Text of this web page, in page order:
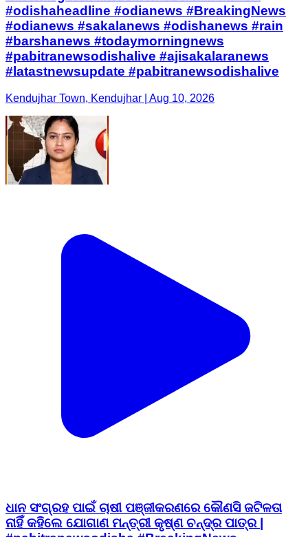
#odishaheadline #odianews #BreakingNews
#odianews #sakalanews #odishanews #rain
#barshanews #todaymorningnews
#pabitranewsodishalive #ajisakalaranews
#latastnewsupdate #pabitranewsodishalive
Kendujhar Town, Kendujhar | Aug 10, 2026
ଧାନ ସଂଗ୍ରହ ପାଇଁ ଚାଷୀ ପଞ୍ଜୀକରଣରେ କୌଣସି ଜଟିଳତା
ନାହିଁ କହିଲେ ଯୋଗାଣ ମନ୍ତ୍ରୀ କୃଷ୍ଣ ଚନ୍ଦ୍ର ପାତ୍ର |